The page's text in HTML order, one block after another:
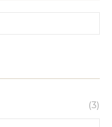
(3)